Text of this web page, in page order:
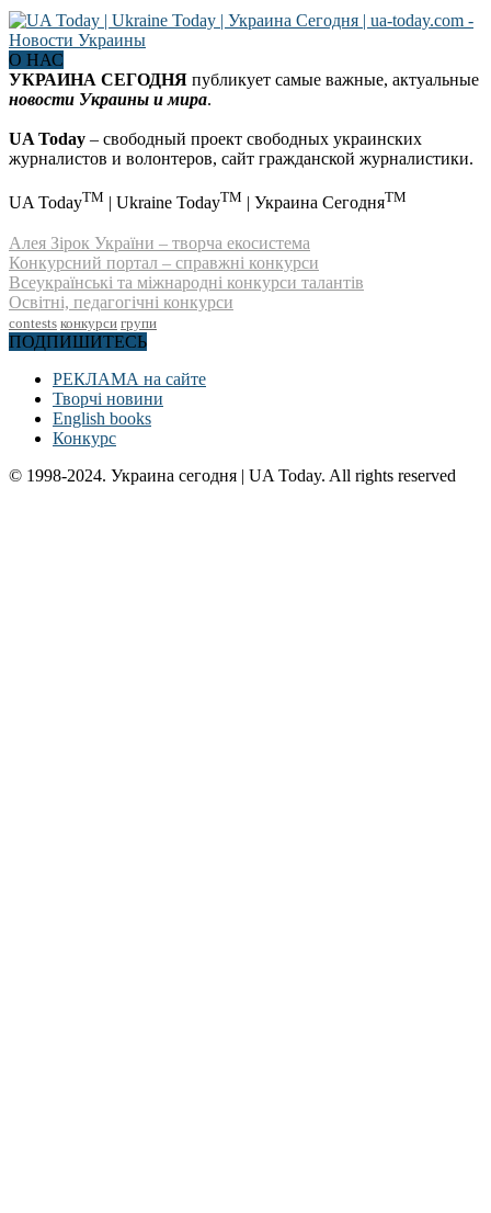
О НАС
УКРАИНА СЕГОДНЯ публикует самые важные, актуальные
новости Украины и мира.
UA Today – свободный проект свободных украинских
журналистов и волонтеров, сайт гражданской журналистики.
UA TodayTM | Ukraine TodayTM | Украина СегодняTM
Алея Зірок України – творча екосистема
Конкурсний портал – справжні конкурси
Всеукраїнські та міжнародні конкурси талантів
Освітні, педагогічні конкурси
contests конкурси групи
ПОДПИШИТЕСЬ
РЕКЛАМА на сайте
Творчі новини
English books
Конкурс
© 1998-2024. Украина сегодня | UA Today. All rights reserved